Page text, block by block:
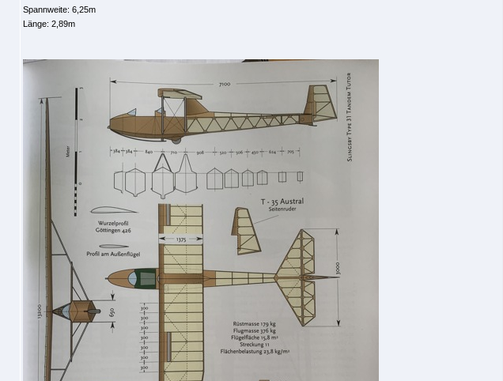
Spannweite: 6,25m
Länge: 2,89m